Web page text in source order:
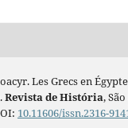
Les Grecs en
Revista de História,
10.11606/issn.2316-